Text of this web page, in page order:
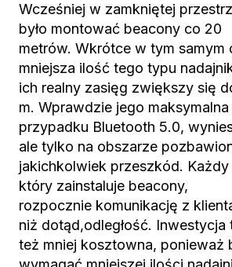
Wcześniej w zamkniętej
było montować beacony co 20
metrów. Wkrótce w tym samym
mniejsza ilość tego typu
ich realny zasięg zwiększy się
m. Wprawdzie jego maksymalna
przypadku Bluetooth 5.0,
ale tylko na obszarze
jakichkolwiek przeszkód. Każdy
który zainstaluje beacony,
rozpocznie komunikację z
niż dotąd,odległość. Inwestycja
też mniej kosztowna, ponieważ